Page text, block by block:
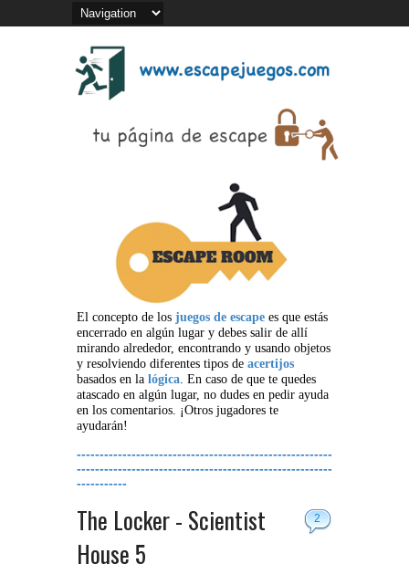
El concepto de los juegos de escape es que estás
encerrado en algún lugar y debes salir de allí
mirando alrededor, encontrando y usando objetos
y resolviendo diferentes tipos de acertijos
basados en la lógica. En caso de que te quedes
atascado en algún lugar, no dudes en pedir ayuda
en los comentarios. ¡Otros jugadores te
ayudarán!
--------------------------------------------------------
--------------------------------------------------------
-----------
2
The Locker - Scientist
House 5